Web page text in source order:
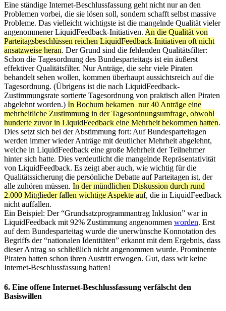
Eine ständige Internet-Beschlussfassung geht nicht nur an den
Problemen vorbei, die sie lösen soll, sondern schafft selbst massive
Probleme. Das vielleicht wichtigste ist die mangelnde Qualität vieler
angenommener LiquidFeedback-Initiativen. An die Qualität von
Parteitagsbeschlüssen reichen LiquidFeedback-Initiativen oft nicht
ansatzweise heran. Der Grund sind die fehlenden Qualitätsfilter:
Schon die Tagesordnung des Bundesparteitags ist ein äußerst
effektiver Qualitätsfilter. Nur Anträge, die sehr viele Piraten
behandelt sehen wollen, kommen überhaupt aussichtsreich auf die
Tagesordnung. (Übrigens ist die nach LiquidFeedback-
Zustimmungsrate sortierte Tagesordnung von praktisch allen Piraten
abgelehnt worden.) In Bochum bekamen nur 40 Anträge eine
mehrheitliche Zustimmung in der Tagesordnungsumfrage, obwohl
hunderte zuvor in LiquidFeedback eine Mehrheit bekommen hatten.
Dies setzt sich bei der Abstimmung fort: Auf Bundesparteitagen
werden immer wieder Anträge mit deutlicher Mehrheit abgelehnt,
welche in LiquidFeedback eine große Mehrheit der Teilnehmer
hinter sich hatte. Dies verdeutlicht die mangelnde Repräsentativität
von LiquidFeedback. Es zeigt aber auch, wie wichtig für die
Qualitätssicherung die persönliche Debatte auf Parteitagen ist, der
alle zuhören müssen. In der mündlichen Diskussion durch rund
2.000 Mitglieder fallen wichtige Aspekte auf, die in LiquidFeedback
nicht auffallen.
Ein Beispiel: Der “Grundsatzprogrammantrag Inklusion” war in
LiquidFeedback mit 92% Zustimmung angenommen worden. Erst
auf dem Bundesparteitag wurde die unerwünsche Konnotation des
Begriffs der “nationalen Identitäten” erkannt mit dem Ergebnis, dass
dieser Antrag so schließlich nicht angenommen wurde. Prominente
Piraten hatten schon ihren Austritt erwogen. Gut, dass wir keine
Internet-Beschlussfassung hatten!
6. Eine offene Internet-Beschlussfassung verfälscht den
Basiswillen